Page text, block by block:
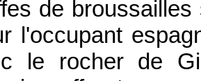
de
l'occupant
le rocher de